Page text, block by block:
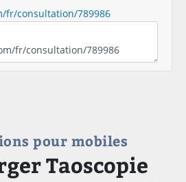
fr/consultation/789986
pour mobiles
Taoscopie